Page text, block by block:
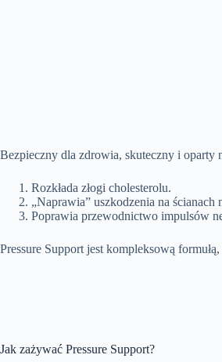
Bezpieczny dla zdrowia, skuteczny i oparty
Rozkłada złogi cholesterolu.
„Naprawia” uszkodzenia na
Poprawia przewodnictwo impulsów
Pressure Support jest kompleksową
Jak zażywać Pressure Support?